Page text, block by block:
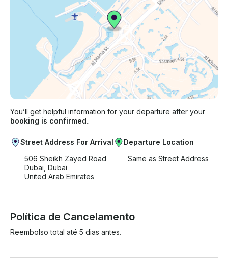
You’ll get helpful information for your departure after your
booking is confirmed.
Street Address For Arrival
506 Sheikh Zayed Road
Dubai, Dubai
United Arab Emirates
Departure Location
Same as Street Address
Política de Cancelamento
Reembolso total até 5 dias antes.